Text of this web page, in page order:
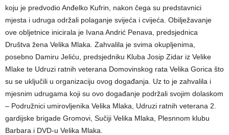
koju je predvodio Anđelko Kufrin, nakon čega su predstavnici
mjesta i udruga održali polaganje svijeća i cvijeća. Obilježavanje
ove obljetnice inicirala je Ivana Andrić Penava, predsjednica
Društva žena Velika Mlaka. Zahvalila je svima okupljenima,
posebno Damiru Jeliću, predsjedniku Kluba Josip Zidar iz Velike
Mlake te Udruzi ratnih veterana Domovinskog rata Velika Gorica što
su se uključili u organizaciju ovog događanja. Uz to je zahvalila i
mjesnim udrugama koji su ovo događanje podržali svojim dolaskom
– Podružnici umirovljenika Velika Mlaka, Udruzi ratnih veterana 2.
gardijske brigade Gromovi, Sučiji Velika Mlaka, Plesnnom klubu
Barbara i DVD-u Velika Mlaka.